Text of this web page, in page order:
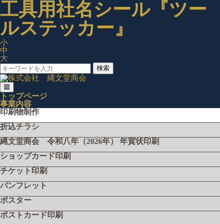
工具用社名シール『ツー
ルステッカー』
小
中
大
検索
トップページ
事業内容
印刷物制作
折込チラシ
縄文堂商会 令和八年（2026年） 年賀状印刷
ショップカード印刷
チケット印刷
パンフレット
ポスター
ポストカード印刷